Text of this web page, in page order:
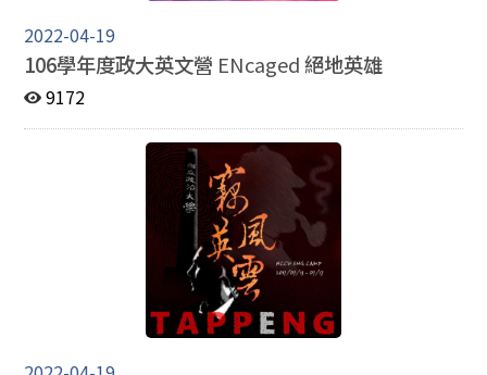
2022-04-19
106學年度政大英文營 ENcaged絕地英雄
9172